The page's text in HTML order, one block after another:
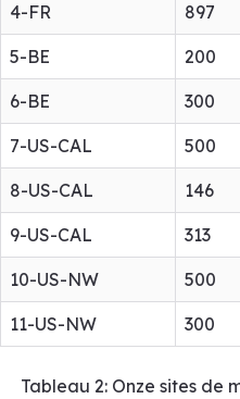
4-FR 897
5-BE 200
6-BE 300
7-US-CAL 500
8-US-CAL 146
9-US-CAL 313
10-US-NW 500
11-US-NW 300
Tableau 2: Onze sites de